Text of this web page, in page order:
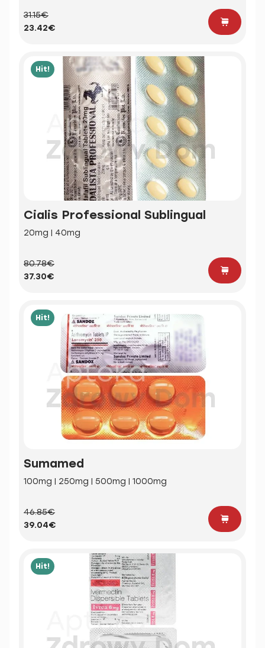
31.15€
23.42€
Hit!
Cialis Professional Sublingual
20mg | 40mg
80.78€
37.30€
Hit!
Sumamed
100mg | 250mg | 500mg | 1000mg
46.85€
39.04€
Hit!